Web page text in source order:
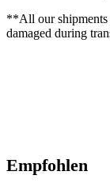
**All our shipments
damaged during
Empfohlen